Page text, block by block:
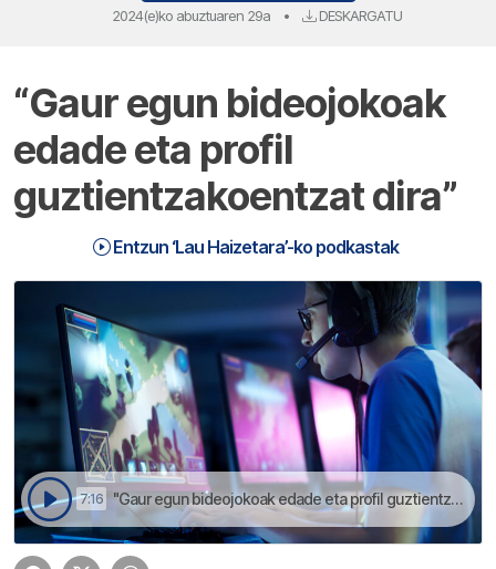
2024(e)ko abuztuaren 29a • DESKARGATU
“Gaur egun bideojokoak
edade eta profil
guztientzakoentzat dira”
Entzun ‘Lau Haizetara’-ko podkastak
7:16 "Gaur egun bideojokoak edade eta profil guztientzakoentzat dira" | Lau Haizetara